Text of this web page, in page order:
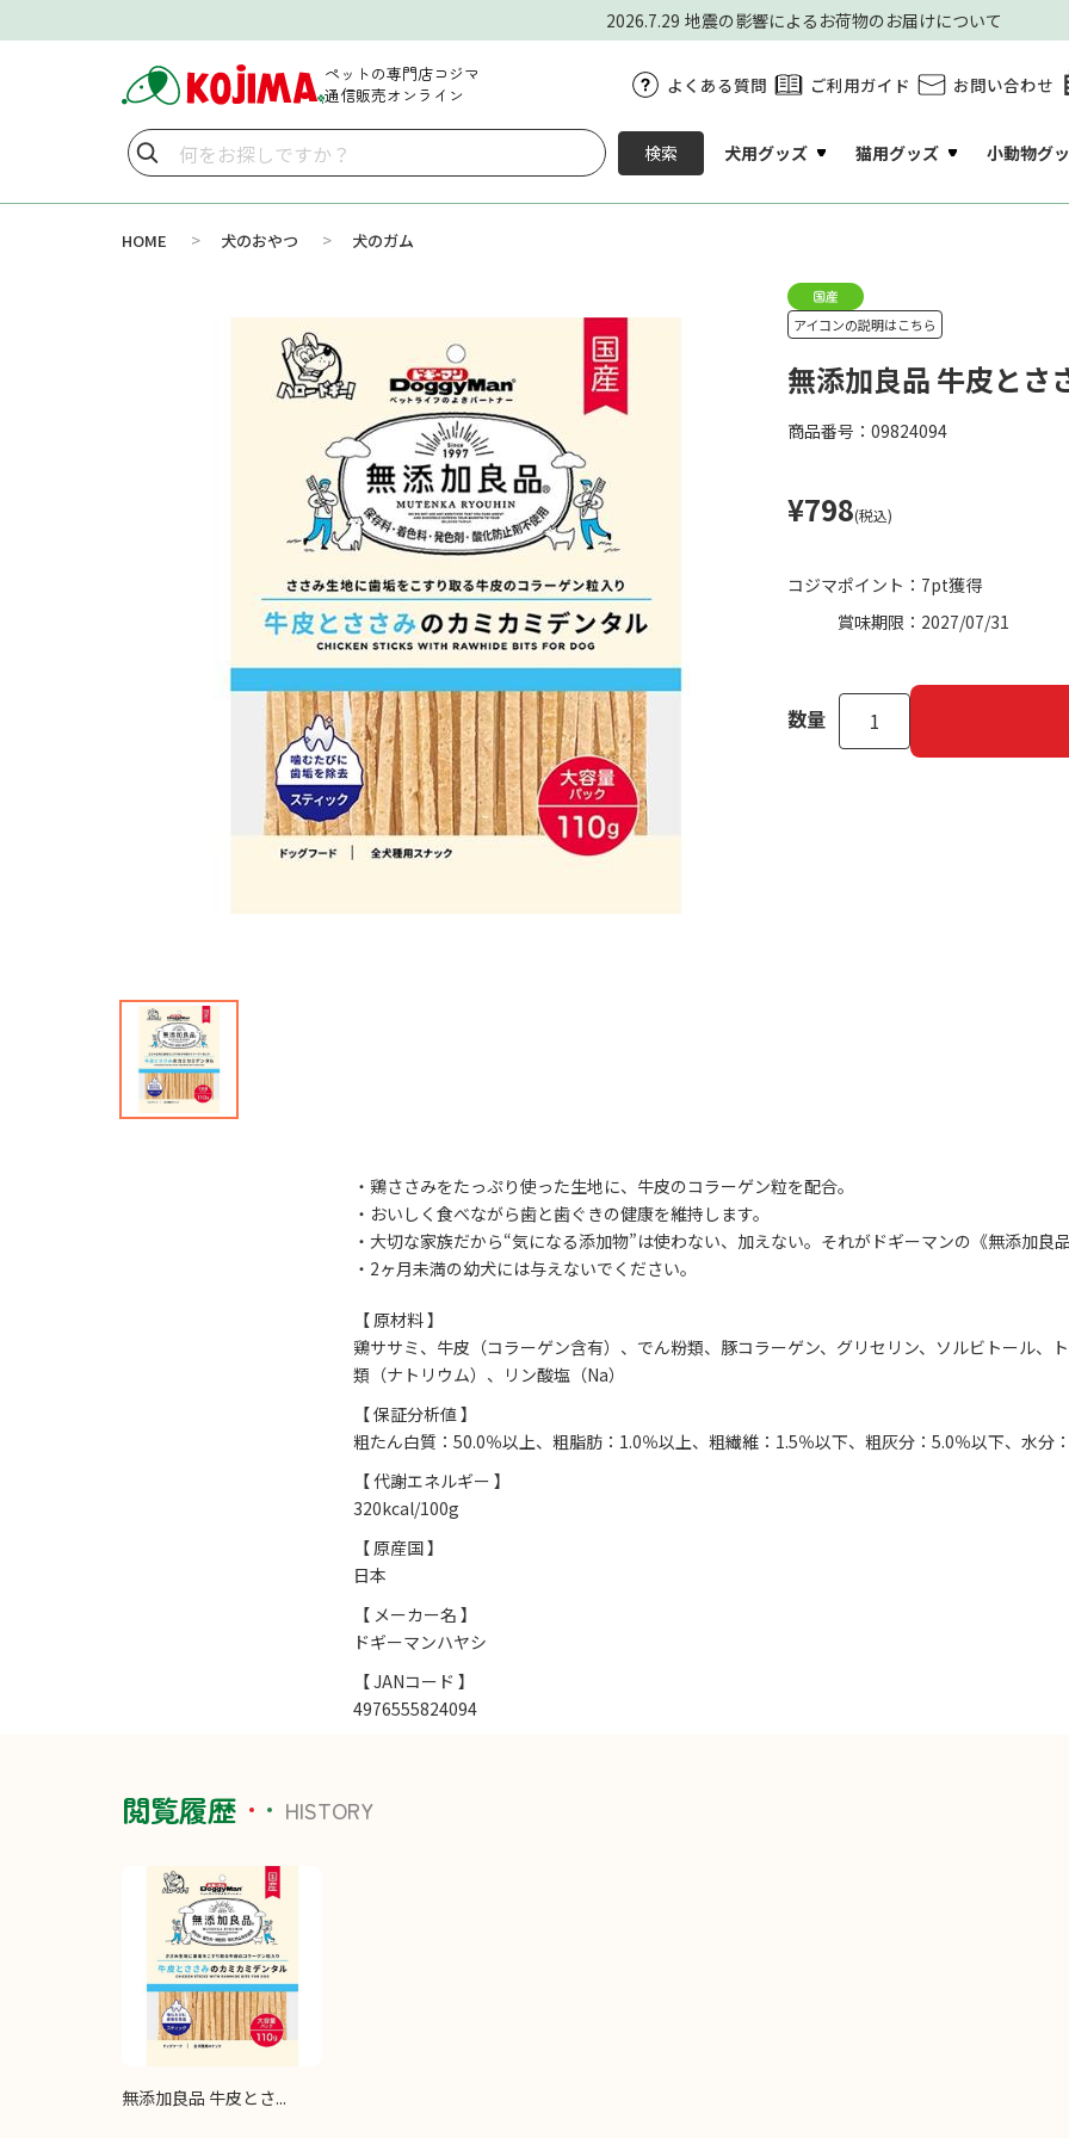
2026.7.29 地震の影響によるお荷物のお届けについて
ペットの専門店コジマ
通信販売オンライン
よくある質問 ご利用ガイド お問い合わせ
検索 犬用グッズ 猫用グッズ 小動物グ
HOME > 犬のおやつ > 犬のガム
アイコンの説明はこちら
無添加良品 牛皮とさ
商品番号：09824094
¥798(税込)
コジマポイント： 7pt獲得
賞味期限： 2027/07/31
数量
・鶏ささみをたっぷり使った生地に、牛皮のコラーゲン粒を配合。
・おいしく食べながら歯と歯ぐきの健康を維持します。
・大切な家族だから“気になる添加物”は使わない、加えない。それがドギーマンの《無添加良品
・2ヶ月未満の幼犬には与えないでください。
【 原材料 】
鶏ササミ、牛皮（コラーゲン含有）、でん粉類、豚コラーゲン、グリセリン、ソルビトール、
類（ナトリウム）、リン酸塩（Na）
【 保証分析値 】
粗たん白質：50.0％以上、粗脂肪：1.0％以上、粗繊維：1.5％以下、粗灰分：5.0％以下、水分
【 代謝エネルギー 】
320kcal/100g
【 原産国 】
日本
【 メーカー名 】
ドギーマンハヤシ
【 JANコード 】
4976555824094
閲覧履歴 HISTORY
無添加良品 牛皮とさ...